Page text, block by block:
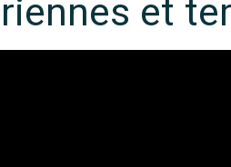
et